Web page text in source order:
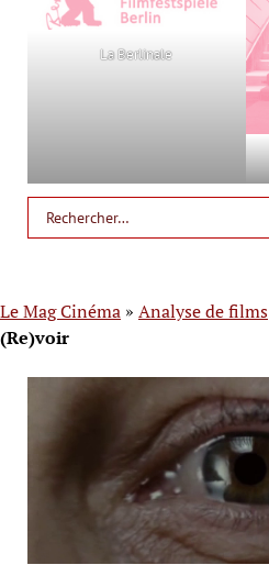
La Berlinale
Le Mag Cinéma » Analyse de films
(Re)voir